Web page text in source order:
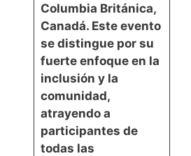
Columbia Británica,
Canadá. Este evento
se distingue por su
fuerte enfoque en la
inclusión y la
comunidad,
atrayendo a
participantes de
todas las